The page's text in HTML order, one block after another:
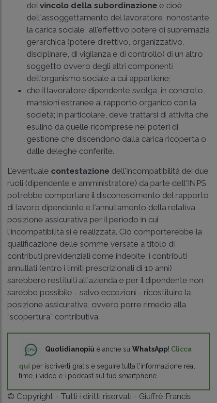
delvincolo della subordinazione e cioè
dell'assoggettamento del lavoratore, nonostante
la carica sociale, all'effettivo potere di supremazia
gerarchica (potere direttivo, organizzativo,
disciplinare, di vigilanza e di controllo) di un altro
soggetto ovvero degli altri componenti
dell'organismo sociale a cui appartiene;
che il lavoratore dipendente svolga, in concreto,
mansioni estranee al rapporto organico con la
società; in particolare, deve trattarsi di attività che
esulino da quelle ricomprese nei poteri di
gestione che discendono dalla carica ricoperta o
dalle deleghe conferite.
L'eventuale contestazione dell'incompatibilità dei due
ruoli (dipendente e amministratore) da parte dell'INPS
potrebbe comportare il disconoscimento del rapporto
di lavoro dipendente e l'annullamento della relativa
posizione assicurativa per il periodo in cui
l'incompatibilità si è realizzata. Ciò comporterebbe la
qualificazione delle somme versate a titolo di
contributi previdenziali come indebite: i contributi
annullati (entro i limiti prescrizionali di 10 anni)
sarebbero restituiti all'azienda e per il dipendente non
sarebbe possibile - salvo eccezioni - ricostituire la
posizione assicurativa, ovvero porre rimedio alla
“scopertura” contributiva.
Quotidianopiù è anche su WhatsApp! Clicca
qui per iscriverti gratis e seguire tutta l'informazione real
time, i video e i podcast sul tuo smartphone.
© Copyright - Tutti i diritti riservati - Giuffrè Francis